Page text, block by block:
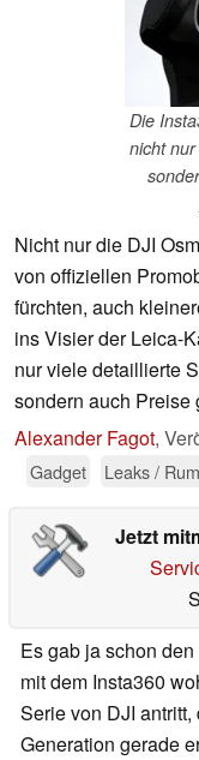
Die
nicht
Nicht nur die DJI
von offiziellen
fürchten, auch
ins Visier der Leica-
nur viele detaillierte
sondern auch Preise
Alexander Fagot,
Gadget
Leaks /
Jetzt
Es gab ja schon
mit dem Insta360
Serie von DJI
Generation gerade